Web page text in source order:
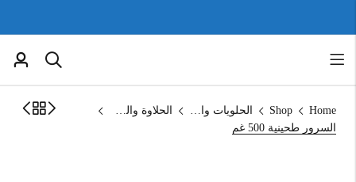
Home
Shop الحلويات والمخبوزات
الحلاوة والطحينة
السرور طحينية 500 غم